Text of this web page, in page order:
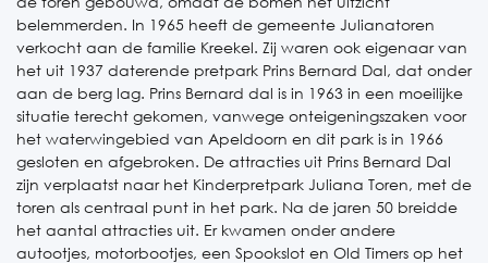
belemmerden. In 1965 heeft de gemeente Julianatoren
verkocht aan de familie Kreekel. Zij waren ook eigenaar van
het uit 1937 daterende pretpark Prins Bernard Dal, dat onder
aan de berg lag. Prins Bernard dal is in 1963 in een moeilijke
situatie terecht gekomen, vanwege onteigeningszaken voor
het waterwingebied van Apeldoorn en dit park is in 1966
gesloten en afgebroken. De attracties uit Prins Bernard Dal
zijn verplaatst naar het Kinderpretpark Juliana Toren, met de
toren als centraal punt in het park. Na de jaren 50 breidde
het aantal attracties uit. Er kwamen onder andere
autootjes, motorbootjes, een Spookslot en Old Timers op het